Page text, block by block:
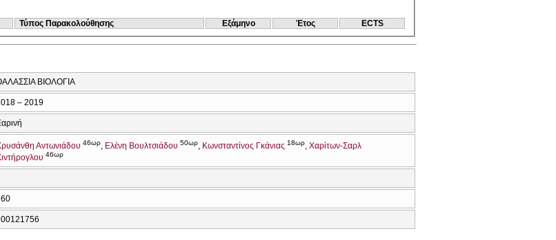
Τύπος Παρακολούθησης Εξάμηνο Έτος ECTS
ΒΙΟΛΟΓΙΑ
– 2019
Αντωνιάδου 46ωρ Ελένη Βουλτσιάδου 50ωρ Κωνσταντίνος Γκάνιας 18ωρ Χαρίτων-Σαρλ
46ωρ